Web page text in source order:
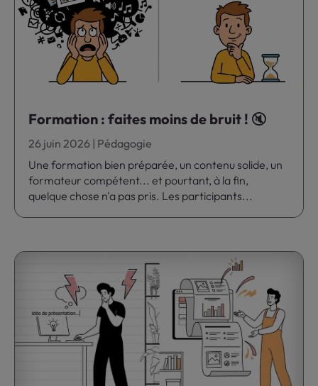
Formation : faites moins de bruit ! 🔇
26 juin 2026 | Pédagogie
Une formation bien préparée, un contenu solide, un
formateur compétent... et pourtant, à la fin,
quelque chose n'a pas pris. Les participants...